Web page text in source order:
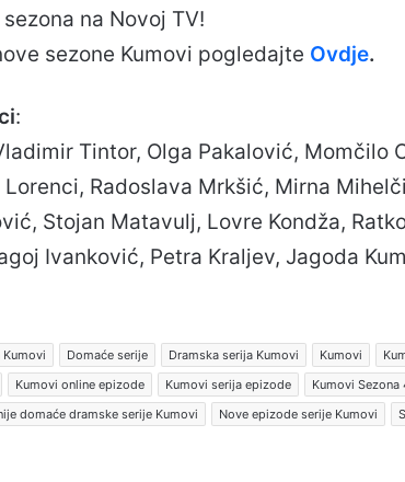
na Novoj TV!
sezone Kumovi pogledajte Ovdje.
:
Tintor, Olga Pakalović, Momčilo
Radoslava Mrkšić, Mirna
Stojan Matavulj, Lovre Kondža,
Ivanković, Petra Kraljev, Jagoda
Kumovi Domaće serije Dramska serija Kumovi Kumovi
Kumovi online epizode Kumovi serija epizode Kumovi Sezona
domaće dramske serije Kumovi
Nove epizode serije Kumovi